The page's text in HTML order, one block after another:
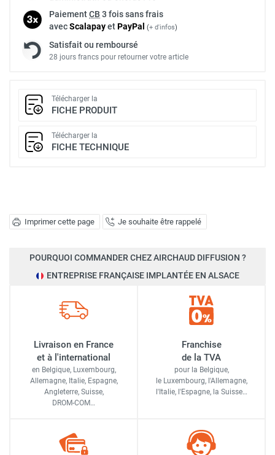
Imprimer cette page Je souhaite être rappelé
PaiementCB 3 fois sans frais
avecScalapayetPayPal (+ d'infos)
Satisfait ou remboursé
28 jours francs pour retourner votre article
Télécharger la
FICHE PRODUIT
Télécharger la
FICHE TECHNIQUE
POURQUOI COMMANDER CHEZ AIRCHAUD DIFFUSION ?
ENTREPRISE FRANÇAISE IMPLANTÉE EN ALSACE
Livraison en France
et à l'international
en Belgique, Luxembourg,
Allemagne, Italie, Espagne,
Angleterre, Suisse,
DROM-COM…
Franchise
de la TVA
pour la Belgique,
le Luxembourg, l'Allemagne,
l'Italie, l'Espagne, la Suisse…